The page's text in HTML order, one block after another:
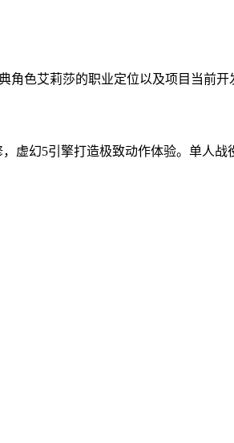
角色艾莉莎的职业定位以及项目当前开
虚幻5引擎打造极致动作体验。单人